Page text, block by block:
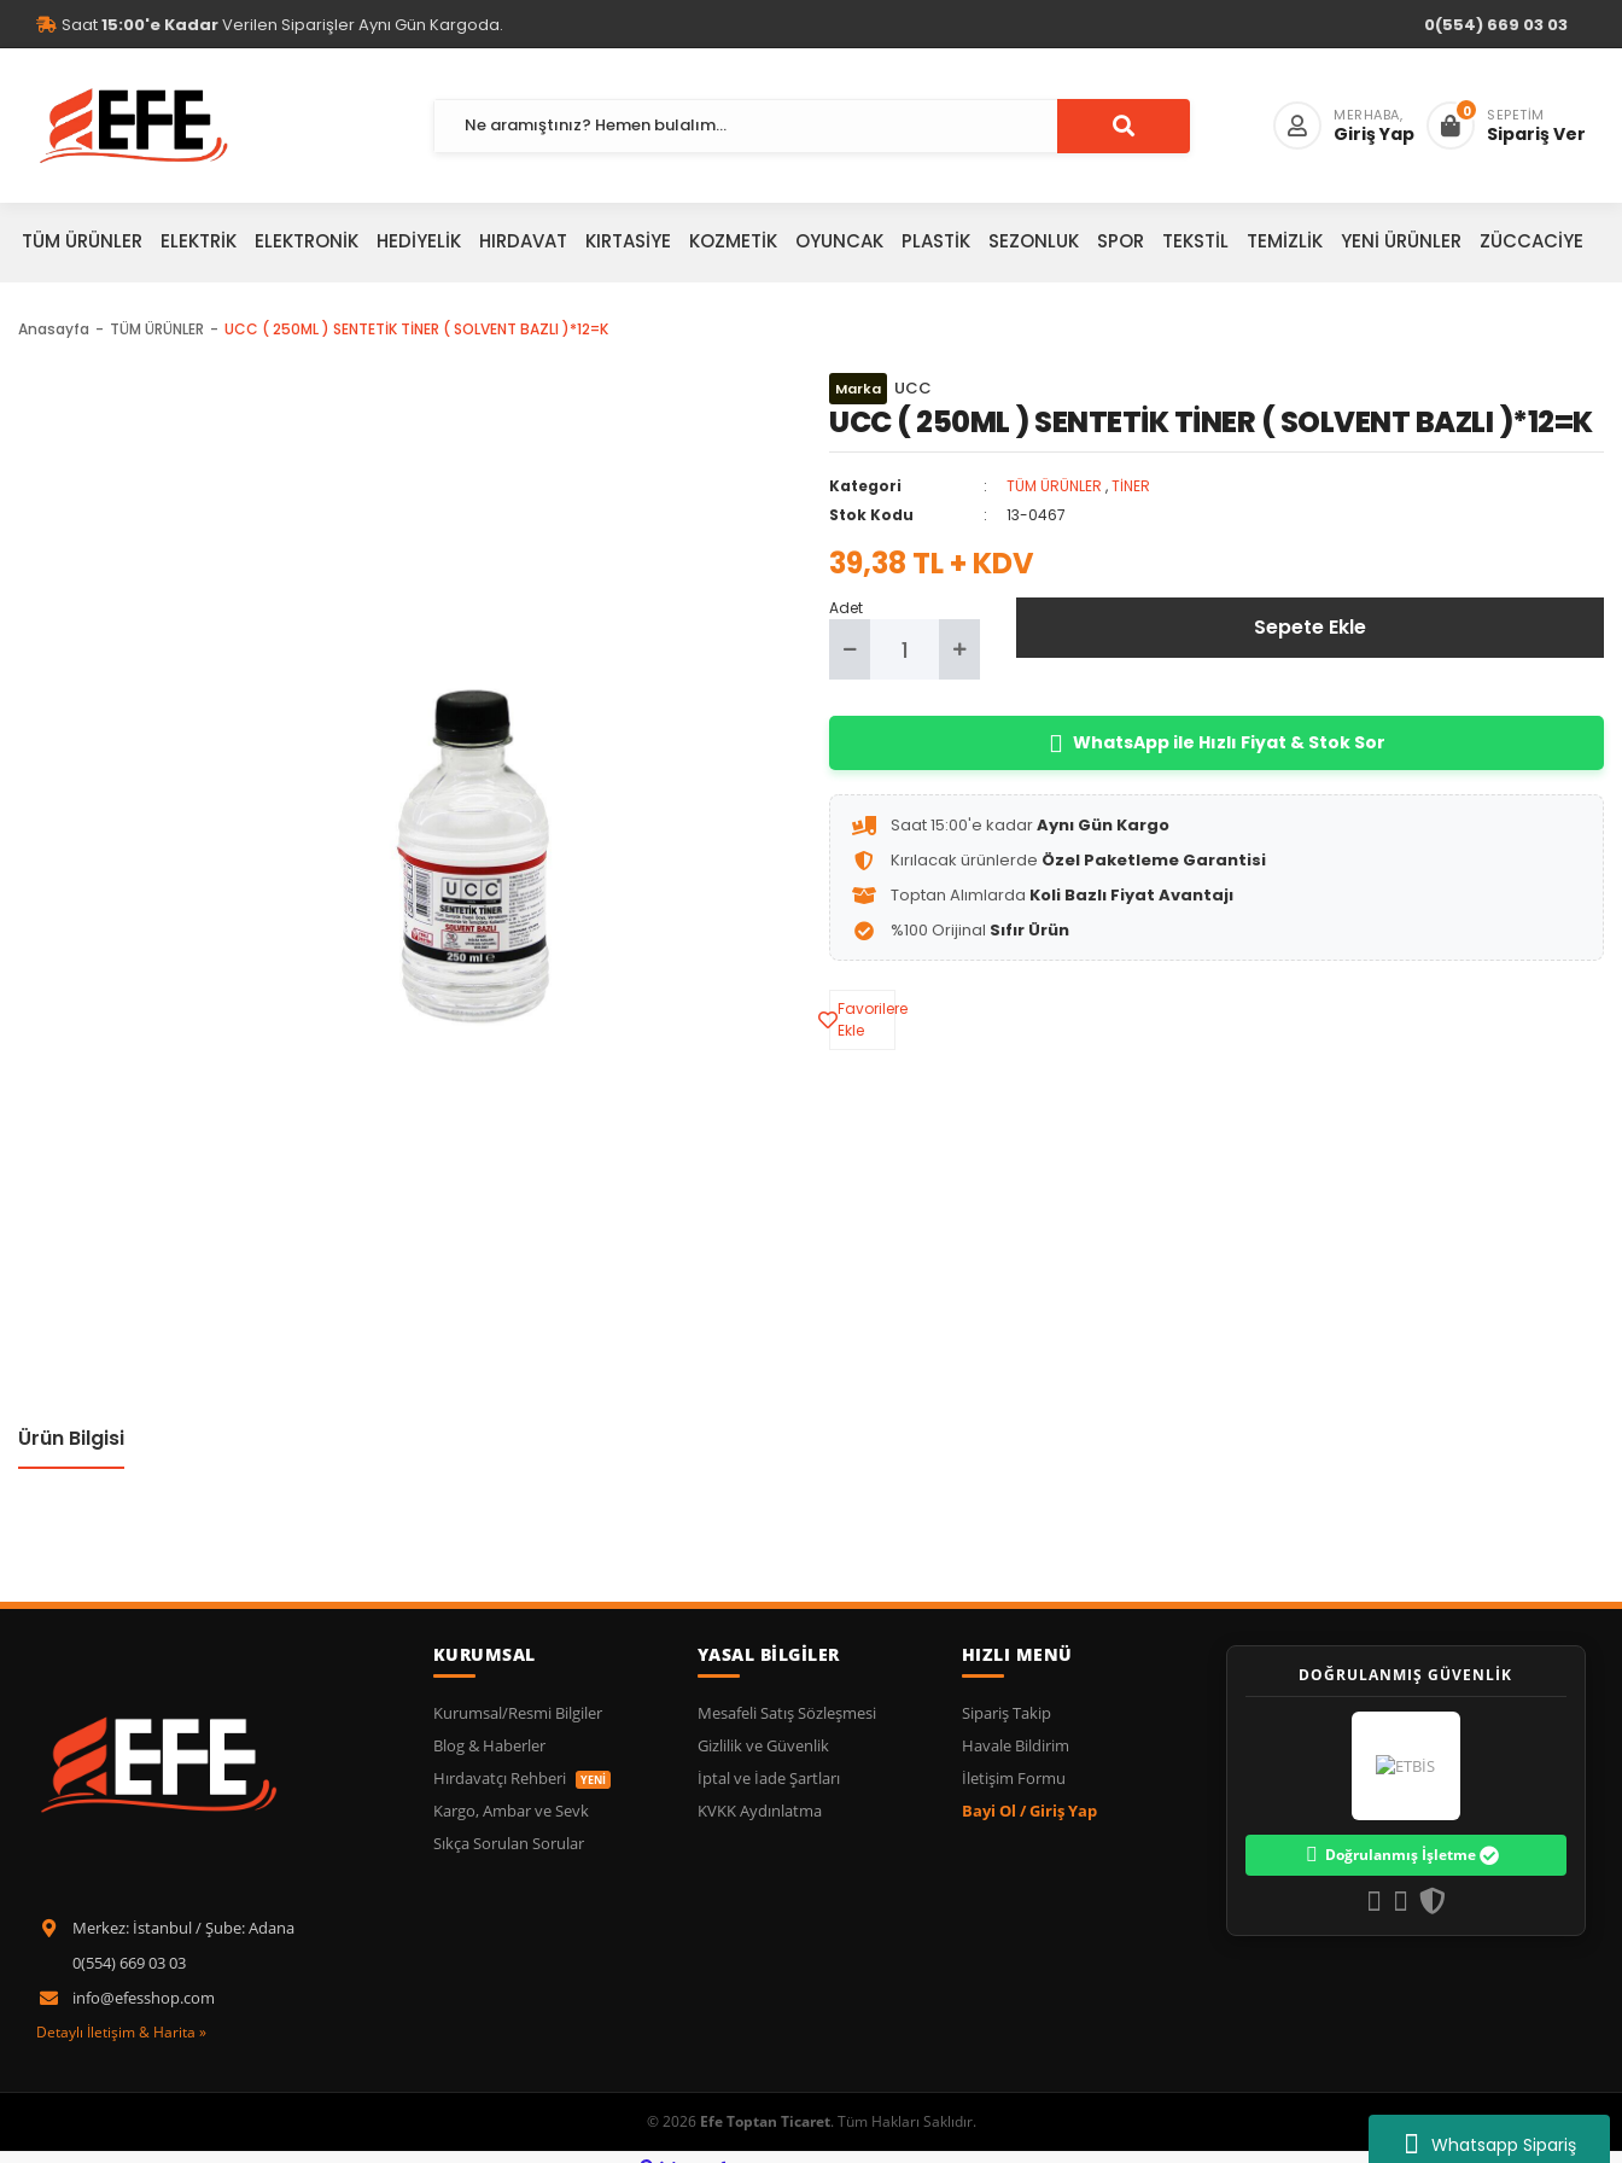
Whatsapp Sipariş
Saat15:00'e KadarVerilen Siparişler Aynı Gün Kargoda. 0(554) 669 03 03
MERHABA,
Giriş Yap
0 SEPETIM
Sipariş Ver
TÜM ÜRÜNLER ELEKTRİK ELEKTRONİK HEDİYELİK HIRDAVAT KIRTASİYE KOZMETİK OYUNCAK PLASTİK SEZONLUK SPOR TEKSTİL TEMİZLİK YENİ ÜRÜNLER ZÜCCACİYE
Anasayfa TÜM ÜRÜNLER UCC ( 250ML ) SENTETİK TİNER ( SOLVENT BAZLI )*12=K
Marka UCC
UCC ( 250ML ) SENTETİK TİNER ( SOLVENT BAZLI )*12=K
Kategori TÜM ÜRÜNLER ,TİNER
Stok Kodu
13-0467
39,38 TL + KDV
Adet
Sepete Ekle
WhatsApp ile Hızlı Fiyat & Stok Sor
Saat 15:00'e kadarAynı Gün Kargo
Kırılacak ürünlerde Özel Paketleme Garantisi
Toptan Alımlarda Koli Bazlı Fiyat Avantajı
%100 Orijinal Sıfır Ürün
Favorilere
Ekle
Ürün Bilgisi
Merkez: İstanbul / Şube: Adana
0(554) 669 03 03
info@efesshop.com
Detaylı İletişim & Harita »
KURUMSAL
Kurumsal/Resmi Bilgiler
Blog & Haberler
Hırdavatçı Rehberi
YENİ
Kargo, Ambar ve Sevk
Sıkça Sorulan Sorular
YASAL BİLGİLER
Mesafeli Satış Sözleşmesi
Gizlilik ve Güvenlik
İptal ve İade Şartları
KVKK Aydınlatma
HIZLI MENÜ
Sipariş Takip
Havale Bildirim
İletişim Formu
Bayi Ol / Giriş Yap
DOĞRULANMIŞ GÜVENLİK
Doğrulanmış İşletme
© 2026 Efe Toptan Ticaret. Tüm Hakları Saklıdır.